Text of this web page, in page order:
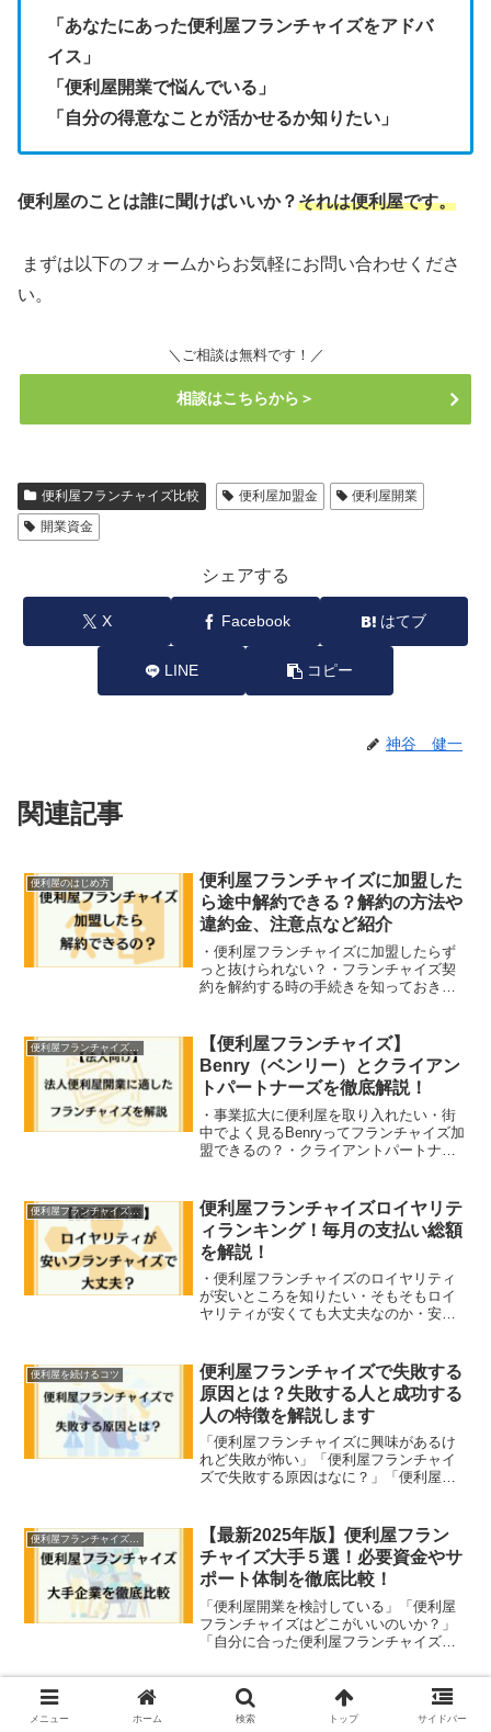
「あなたにあった便利屋フランチャイズをアドバ
イス」
「便利屋開業で悩んでいる」
「自分の得意なことが活かせるか知りたい」
便利屋のことは誰に聞けばいいか？それは便利屋です。
まずは以下のフォームからお気軽にお問い合わせくださ
い。
＼ご相談は無料です！／
相談はこちらから＞
便利屋フランチャイズ比較 便利屋加盟金
便利屋開業
開業資金
シェアする
X Facebook はてブ
LINE コピー
神谷 健一
関連記事
便利屋のはじめ方
便利屋フランチャイズに加盟した
ら途中解約できる？解約の方法や
違約金、注意点など紹介
・便利屋フランチャイズに加盟したらず
っと抜けられない？・フランチャイズ契
約を解約する時の手続きを知っておきた
段でもあるフランチャイズ。技術サポー
トやノウハウの提供、便利...
【便利屋フランチャイズ】
Benry（ベンリー）とクライアン
トパートナーズを徹底解説！
・事業拡大に便利屋を取り入れたい・街
中でよく見るBenryってフランチャイズ加
盟できるの？・クライアントパートナー
おいて、軽作業から専門作業まで依頼で
きる便利屋はますます...
便利屋フランチャイズ比較
便利屋フランチャイズロイヤリテ
ィランキング！毎月の支払い総額
を解説！
・便利屋フランチャイズのロイヤリティ
が安いところを知りたい・そもそもロイ
ヤリティが安くても大丈夫なのか・安さ
営で負担となるのが毎月支払うロイヤリ
ティです。便利屋フランチ...
便利屋を続けるコツ
便利屋フランチャイズで失敗する
原因とは？失敗する人と成功する
人の特徴を解説します
「便利屋フランチャイズに興味があるけ
れど失敗が怖い」「便利屋フランチャイ
ズで失敗する原因はなに？」「便利屋フ
業。中でも開業をサポートしてくれるフ
ランチャイズは、加入者も増...
【最新2025年版】便利屋フラン
チャイズ大手５選！必要資金やサ
ポート体制を徹底比較！
「便利屋開業を検討している」「便利屋
フランチャイズはどこがいいのいか？」
「自分に合った便利屋フランチャイズを
低いフランチャイズは？」「便利屋フラ
ンチャイズのメリット・デメリット
は？」最近では便利屋開業でフ...
便利屋フランチャイズ比較
【法人向け】便利屋フランチャイ
ズおすすめ5選！開業費用やサポ
メニュー ホーム 検索 トップ サイドバー